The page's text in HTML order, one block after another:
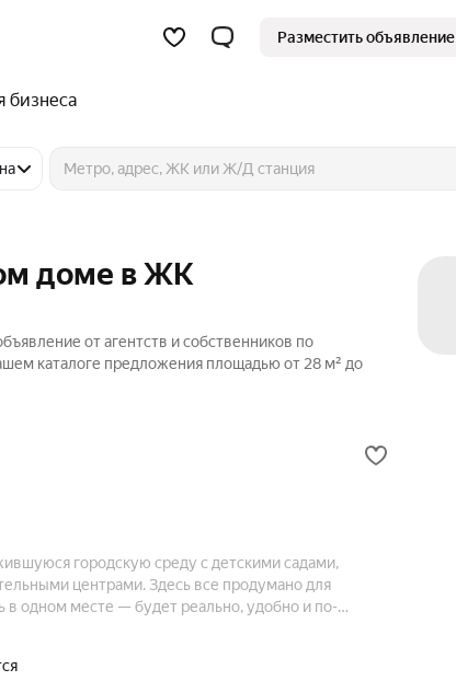
Разместить объявление
бизнеса
доме в ЖК
от агентств и собственников по
каталоге предложения площадью от 28 м² до
городскую среду с детскими садами,
центрами. Здесь все продумано для
в одном месте — будет реально, удобно и по-